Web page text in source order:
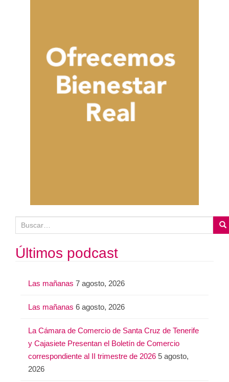
u
s
c
Últimos podcast
Las mañanas 7 agosto, 2026
Las mañanas 6 agosto, 2026
La Cámara de Comercio de Santa Cruz de Tenerife
y Cajasiete Presentan el Boletín de Comercio
correspondiente al II trimestre de 2026 5 agosto,
2026